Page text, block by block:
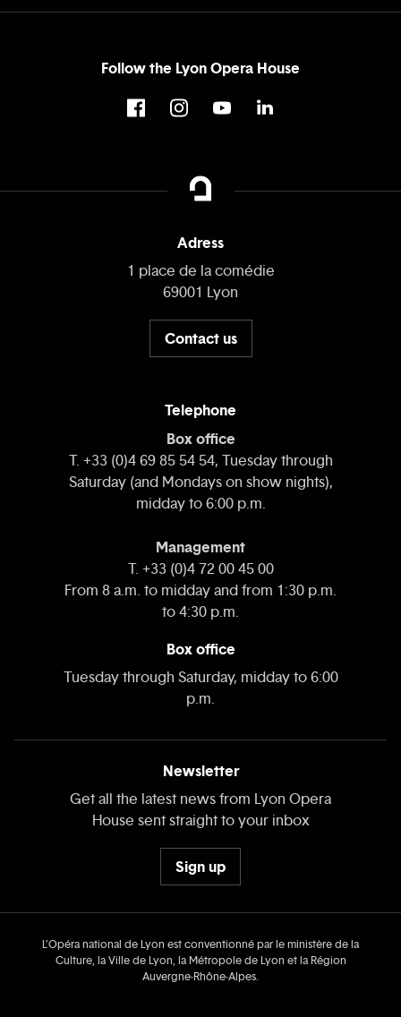
Follow the Lyon Opera House
Adress
1 place de la comédie
69001 Lyon
Contact us
Telephone
Box office
T. +33 (0)4 69 85 54 54, Tuesday through
Saturday (and Mondays on show nights),
midday to 6:00 p.m.
Management
T. +33 (0)4 72 00 45 00
From 8 a.m. to midday and from 1:30 p.m.
to 4:30 p.m.
Box office
Tuesday through Saturday, midday to 6:00
p.m.
Newsletter
Get all the latest news from Lyon Opera
House sent straight to your inbox
Sign up
L’Opéra national de Lyon est conventionné par le ministère de la
Culture, la Ville de Lyon, la Métropole de Lyon et la Région
Auvergne‑Rhône‑Alpes.